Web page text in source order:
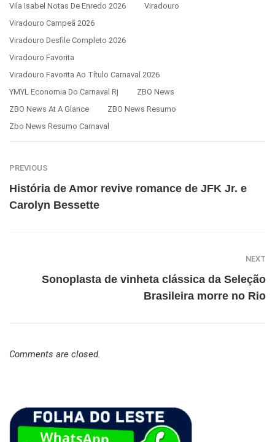
Vila Isabel Notas De Enredo 2026
Viradouro
Viradouro Campeã 2026
Viradouro Desfile Completo 2026
Viradouro Favorita
Viradouro Favorita Ao Título Carnaval 2026
YMYL Economia Do Carnaval Rj
ZBO News
ZBO News At A Glance
ZBO News Resumo
Zbo News Resumo Carnaval
PREVIOUS
História de Amor revive romance de JFK Jr. e
Carolyn Bessette
NEXT
Sonoplasta de vinheta clássica da Seleção
Brasileira morre no Rio
Comments are closed.